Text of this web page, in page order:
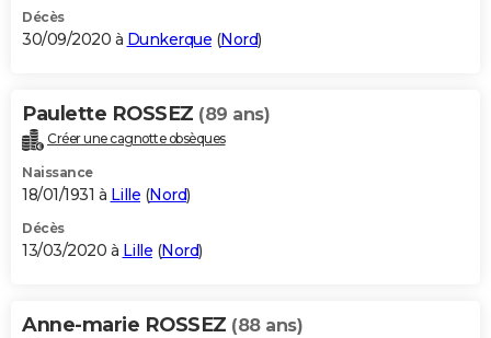
Décès
30/09/2020 à Dunkerque (Nord)
Paulette ROSSEZ (89 ans)
Créer une cagnotte obsèques
Naissance
18/01/1931 à Lille (Nord)
Décès
13/03/2020 à Lille (Nord)
Anne-marie ROSSEZ (88 ans)